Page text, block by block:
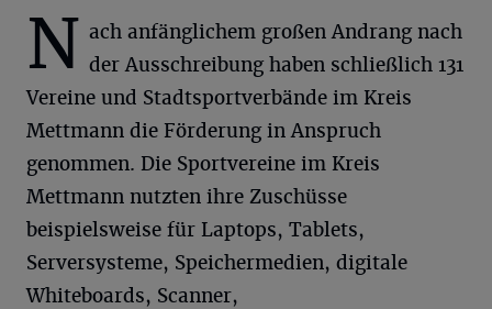
N ach anfänglichem großen Andrang nach
der Ausschreibung haben schließlich 131
Vereine und Stadtsportverbände im Kreis
Mettmann die Förderung in Anspruch
genommen. Die Sportvereine im Kreis
Mettmann nutzten ihre Zuschüsse
beispielsweise für Laptops, Tablets,
Serversysteme, Speichermedien, digitale
Whiteboards, Scanner,